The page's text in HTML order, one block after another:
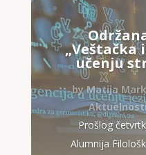
„Veštačka
učenju
byMatija
Prošlog
Alumnija